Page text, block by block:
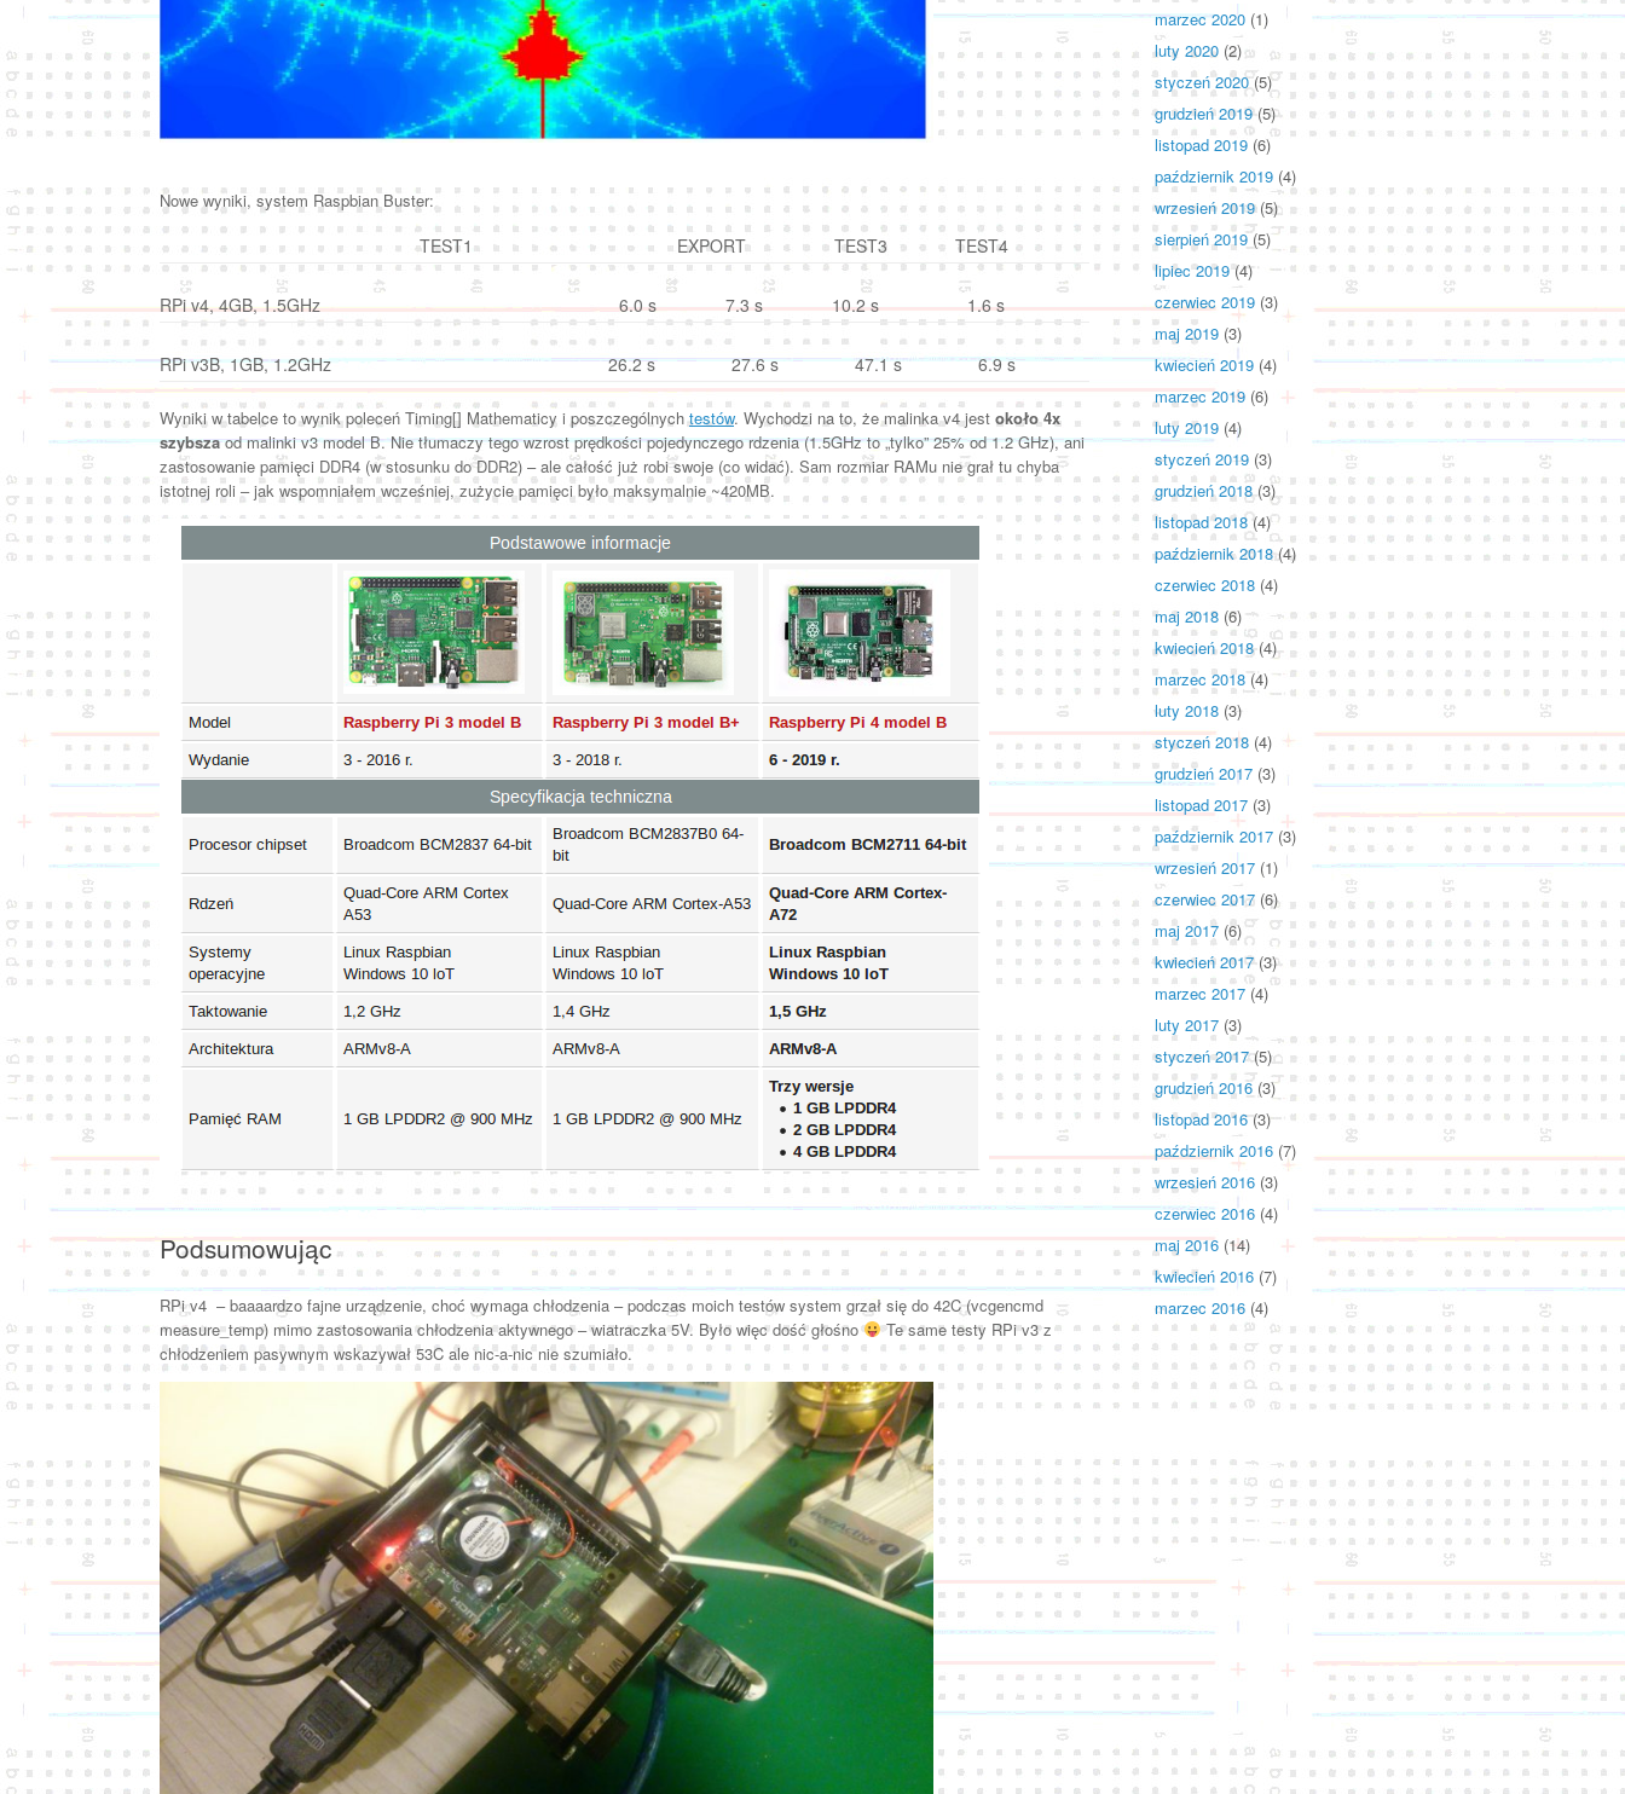
Nowe wyniki, system Raspbian Buster:
TEST1 EXPORT TEST3 TEST4
RPi v4, 4GB, 1.5GHz 6.0 s 7.3 s 10.2 s 1.6 s
RPi v3B, 1GB, 1.2GHz 26.2 s 27.6 s 47.1 s 6.9 s
Wyniki w tabelce to wynik poleceń Timing[] Mathematicy i poszczególnychtestów. Wychodzi na to, że malinka v4 jest około 4x
szybszaod malinki v3 model B. Nie tłumaczy tego wzrost prędkości pojedynczego rdzenia (1.5GHz to „tylko” 25% od 1.2 GHz), ani
zastosowanie pamięci DDR4 (w stosunku do DDR2) – ale całość już robi swoje (co widać). Sam rozmiar RAMu nie grał tu chyba
istotnej roli – jak wspomniałem wcześniej, zużycie pamięci było maksymalnie ~420MB.
Podsumowując
RPi v4 – baaaardzo fajne urządzenie, choć wymaga chłodzenia – podczas moich testów system grzał się do 42C (vcgencmd
measure_temp) mimo zastosowania chłodzenia aktywnego – wiatraczka 5V. Było więc dość głośno
Te same testy RPi v3 z
chłodzeniem pasywnym wskazywał 53C ale nic-a-nic nie szumiało.
marzec 2020 (1)
luty 2020 (2)
styczeń 2020(5)
grudzień 2019(5)
listopad 2019 (6)
październik 2019 (4)
wrzesień 2019(5)
sierpień 2019(5)
lipiec 2019(4)
czerwiec 2019 (3)
maj 2019 (3)
kwiecień 2019 (4)
marzec 2019 (6)
luty 2019 (4)
styczeń 2019 (3)
grudzień 2018(3)
listopad 2018(4)
październik 2018(4)
czerwiec 2018 (4)
maj 2018 (6)
kwiecień 2018(4)
marzec 2018(4)
luty 2018 (3)
styczeń 2018 (4)
grudzień 2017 (3)
listopad 2017 (3)
październik 2017 (3)
wrzesień 2017 (1)
czerwiec 2017 (6)
maj 2017 (6)
kwiecień 2017(3)
marzec 2017 (4)
luty 2017 (3)
styczeń 2017(5)
grudzień 2016(3)
listopad 2016(3)
październik 2016 (7)
wrzesień 2016 (3)
czerwiec 2016 (4)
maj 2016 (14)
kwiecień 2016 (7)
marzec 2016 (4)